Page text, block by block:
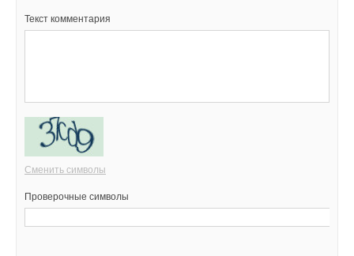
Текст комментария
Сменить символы
Проверочные символы